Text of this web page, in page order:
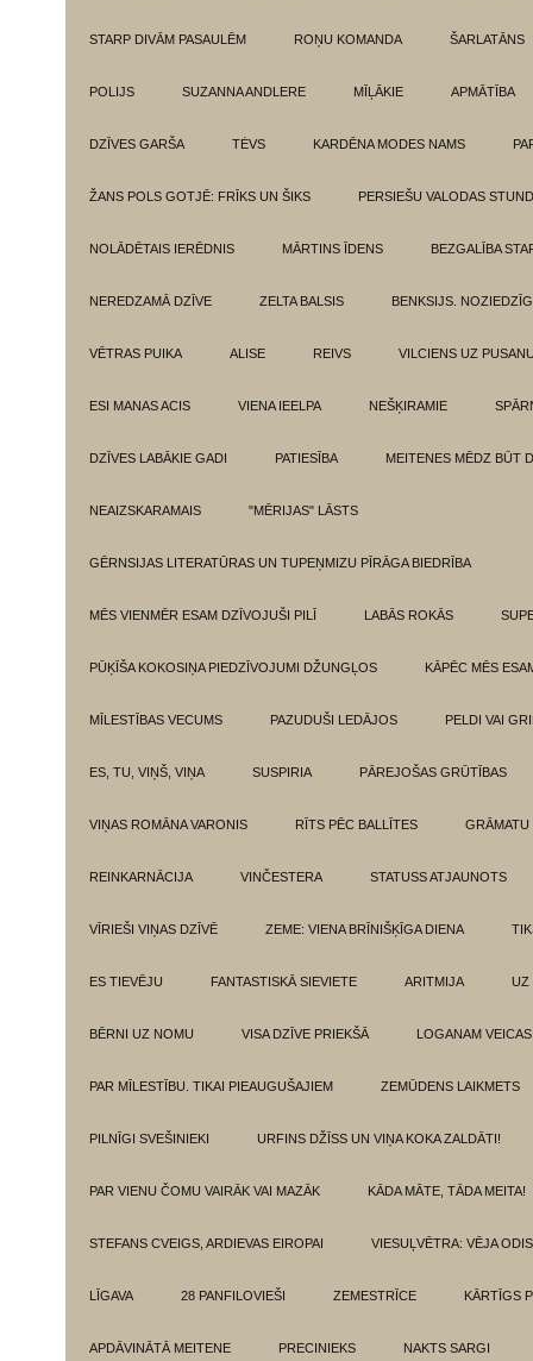
STARP DIVĀM PASAULĒM ROŅU KOMANDA ŠARLATĀNS
POLIJS SUZANNA ANDLERE MĪĻĀKIE APMĀTĪBA
DZĪVES GARŠA TĖVS KARDĒNA MODES NAMS
ŽANS POLS GOTJĒ: FRĪKS UN ŠIKS PERSIEŠU VALODAS
NOLĀDĒTAIS IERĒDNIS MĀRTINS ĪDENS BEZGALĪBA
NEREDZAMĀ DZĪVE ZELTA BALSIS BENKSIJS.
VĒTRAS PUIKA ALISE REIVS VILCIENS UZ
ESI MANAS ACIS VIENA IEELPA NEŠĶIRAMIE
DZĪVES LABĀKIE GADI PATIESĪBA MEITENES MĒDZ BŪT
NEAIZSKARAMAIS "MĒRIJAS" LĀSTS
GĒRNSIJAS LITERATŪRAS UN TUPEŅMIZU PĪRĀGA BIEDRĪBA
MĒS VIENMĒR ESAM DZĪVOJUŠI PILĪ LABĀS ROKĀS
PŪĶĪŠA KOKOSIŅA PIEDZĪVOJUMI DŽUNGĻOS KĀPĒC MĒS
MĪLESTĪBAS VECUMS PAZUDUŠI LEDĀJOS PELDI VAI
ES, TU, VIŅŠ, VIŅA SUSPIRIA PĀREJOŠAS GRŪTĪBAS
VIŅAS ROMĀNA VARONIS RĪTS PĒC BALLĪTES GRĀMATU
REINKARNĀCIJA VINČESTERA STATUSS ATJAUNOTS
VĪRIEŠI VIŅAS DZĪVĒ ZEME: VIENA BRĪNIŠĶĪGA DIENA
ES TIEVĒJU FANTASTISKĀ SIEVIETE ARITMIJA UZ
BĒRNI UZ NOMU VISA DZĪVE PRIEKŠĀ LOGANAM VEICAS
PAR MĪLESTĪBU. TIKAI PIEAUGUŠAJIEM ZEMŪDENS LAIKMETS
PILNĪGI SVEŠINIEKI URFINS DŽĪSS UN VIŅA KOKA ZALDĀTI!
PAR VIENU ČOMU VAIRĀK VAI MAZĀK KĀDA MĀTE, TĀDA MEITA!
STEFANS CVEIGS, ARDIEVAS EIROPAI VIESUĻVĒTRA: VĒJA
LĪGAVA 28 PANFILOVIEŠI ZEMESTRĪCE KĀRTĪGS
APDĀVINĀTĀ MEITENE PRECINIEKS NAKTS SARGI